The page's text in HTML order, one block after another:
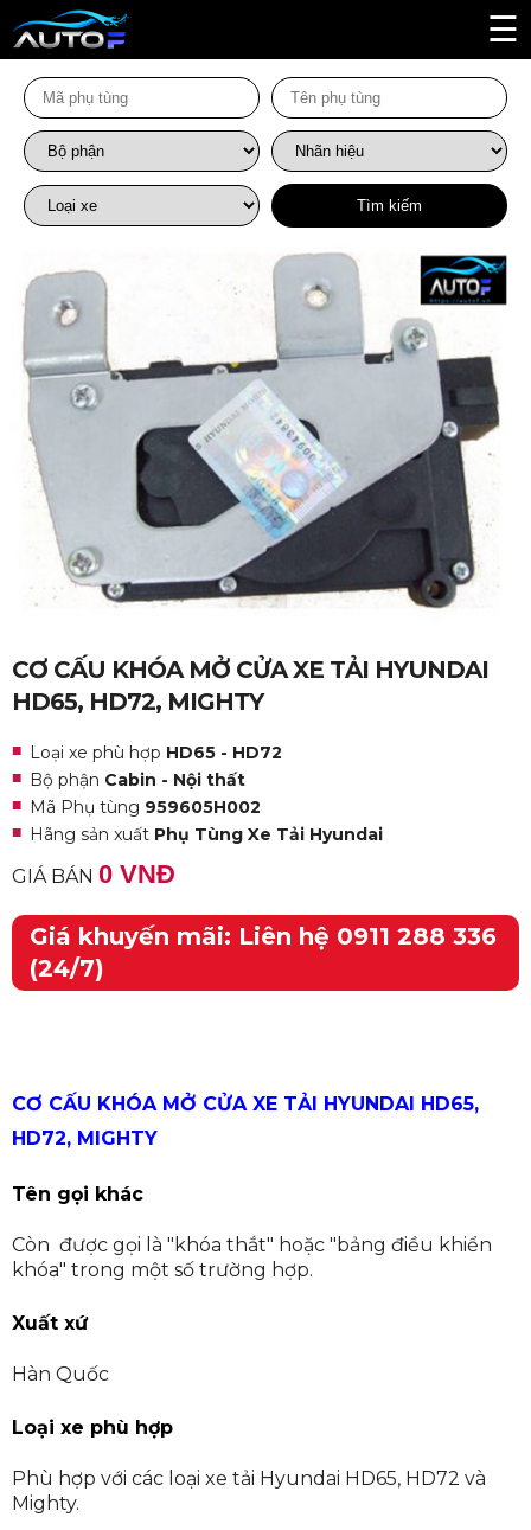
☰
Tìm kiếm
CƠ CẤU KHÓA MỞ CỬA XE TẢI HYUNDAI
HD65, HD72, MIGHTY
Loại xe phù hợp HD65 - HD72
Bộ phận Cabin - Nội thất
Mã Phụ tùng 959605H002
Hãng sản xuất Phụ Tùng Xe Tải Hyundai
GIÁ BÁN 0 VNĐ
Giá khuyến mãi: Liên hệ 0911 288 336
(24/7)
CƠ CẤU KHÓA MỞ CỬA XE TẢI HYUNDAI HD65,
HD72, MIGHTY
Tên gọi khác
Còn được gọi là "khóa thắt" hoặc "bảng điều khiển
khóa" trong một số trường hợp.
Xuất xứ
Hàn Quốc
Loại xe phù hợp
Phù hợp với các loại xe tải Hyundai HD65, HD72 và
Mighty.